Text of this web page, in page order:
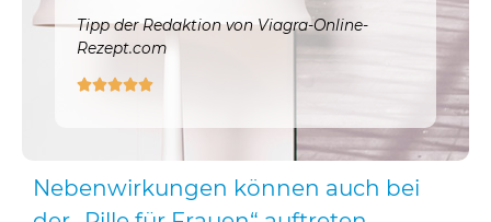
Tipp der Redaktion von Viagra-Online-
Rezept.com

Nebenwirkungen können auch bei